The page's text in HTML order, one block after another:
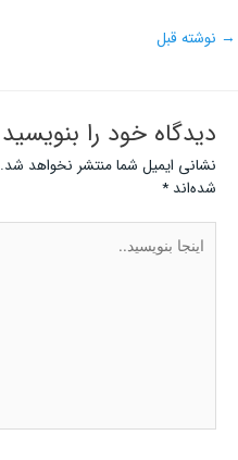
→ نوشته قبل
دیدگاه‌ خود را بنویسید
نشانی ایمیل شما منتشر نخواهد شد.
شده‌اند*
بنویسید..